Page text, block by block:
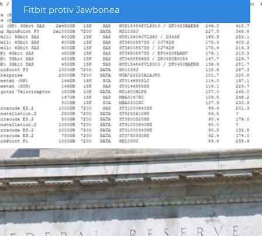
Fitbit protiv Jawbonea